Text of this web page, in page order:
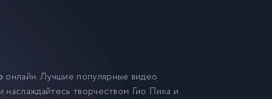
онлайн. Лучшие популярные видео
творчеством Гио Пика и